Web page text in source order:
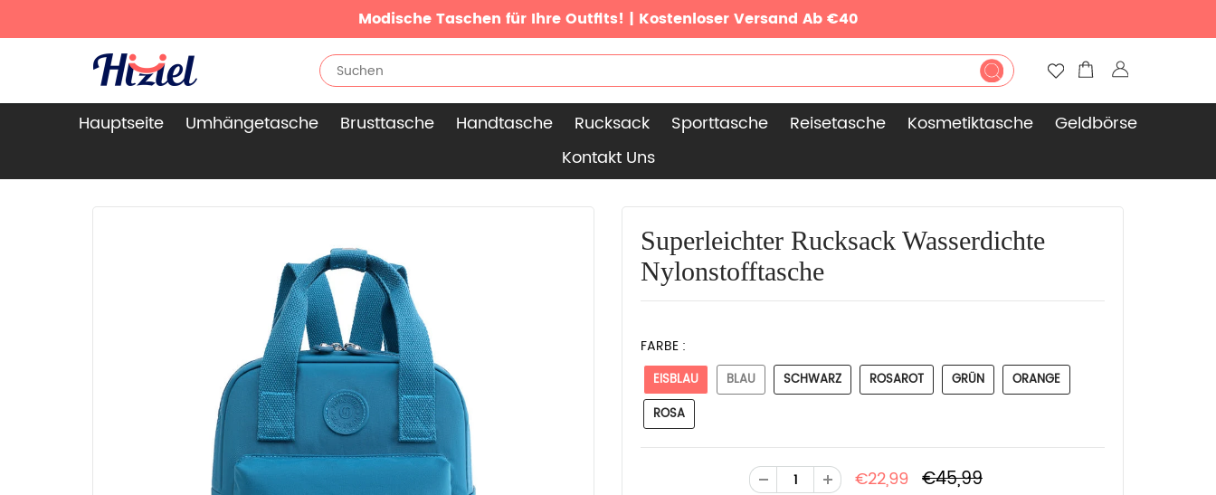
Modische Taschen für Ihre Outfits! | Kostenloser Versand Ab €40
Hauptseite Umhängetasche Brusttasche Handtasche Rucksack Sporttasche Reisetasche Kosmetiktasche
Geldbörse
Kontakt Uns
Superleichter Rucksack Wasserdichte
Nylonstofftasche
FARBE :
EISBLAU BLAU SCHWARZ ROSAROT GRÜN
ORANGE
ROSA
€22,99 €45,99